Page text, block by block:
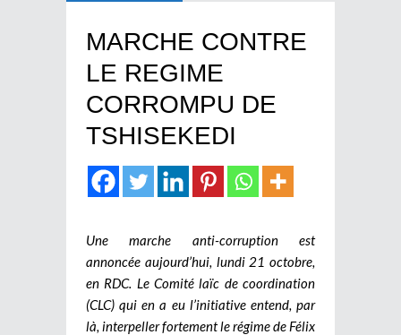
MARCHE CONTRE
LE REGIME
CORROMPU DE
TSHISEKEDI
Une marche anti-corruption est
annoncée aujourd’hui, lundi 21 octobre,
en RDC. Le Comité laïc de coordination
(CLC) qui en a eu l’initiative entend, par
là, interpeller fortement le régime de Félix